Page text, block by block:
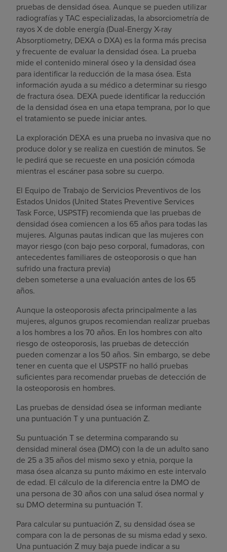
pruebas de densidad ósea. Aunque se pueden utilizar
radiografías y TAC especializadas, la absorciometría de
rayos X de doble energía (Dual-Energy X-ray
Absorptiometry, DEXA o DXA) es la forma más precisa
y frecuente de evaluar la densidad ósea. La prueba
mide el contenido mineral óseo y la densidad ósea
para identificar la reducción de la masa ósea. Esta
información ayuda a su médico a determinar su riesgo
de fractura ósea. DEXA puede identificar la reducción
de la densidad ósea en una etapa temprana, por lo que
el tratamiento se puede iniciar antes.
La exploración DEXA es una prueba no invasiva que no
produce dolor y se realiza en cuestión de minutos. Se
le pedirá que se recueste en una posición cómoda
mientras el escáner pasa sobre su cuerpo.
El Equipo de Trabajo de Servicios Preventivos de los
Estados Unidos (United States Preventive Services
Task Force, USPSTF) recomienda que las pruebas de
densidad ósea comiencen a los 65 años para todas las
mujeres. Algunas pautas indican que las mujeres con
mayor riesgo (con bajo peso corporal, fumadoras, con
antecedentes familiares de osteoporosis o que han
sufrido una fractura previa)
deben someterse a una evaluación antes de los 65
años.
Aunque la osteoporosis afecta principalmente a las
mujeres, algunos grupos recomiendan realizar pruebas
a los hombres a los 70 años. En los hombres con alto
riesgo de osteoporosis, las pruebas de detección
pueden comenzar a los 50 años. Sin embargo, se debe
tener en cuenta que el USPSTF no halló pruebas
suficientes para recomendar pruebas de detección de
la osteoporosis en hombres.
Las pruebas de densidad ósea se informan mediante
una puntuación T y una puntuación Z.
Su puntuación T se determina comparando su
densidad mineral ósea (DMO) con la de un adulto sano
de 25 a 35 años del mismo sexo y etnia, porque la
masa ósea alcanza su punto máximo en este intervalo
de edad. El cálculo de la diferencia entre la DMO de
una persona de 30 años con una salud ósea normal y
su DMO determina su puntuación T.
Para calcular su puntuación Z, su densidad ósea se
compara con la de personas de su misma edad y sexo.
Una puntuación Z muy baja puede indicar a su